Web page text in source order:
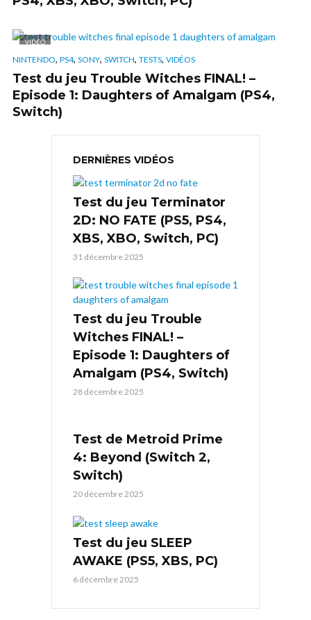
VIDÉO
NINTENDO, PS4, SONY, SWITCH, TESTS, VIDÉOS
Test du jeu Trouble Witches FINAL! –
Episode 1: Daughters of Amalgam (PS4,
Switch)
DERNIÈRES VIDÉOS
Test du jeu Terminator
2D: NO FATE (PS5, PS4,
XBS, XBO, Switch, PC)
31 décembre 2025
Test du jeu Trouble
Witches FINAL! –
Episode 1: Daughters of
Amalgam (PS4, Switch)
28 décembre 2025
Test de Metroid Prime
4: Beyond (Switch 2,
Switch)
20 décembre 2025
Test du jeu SLEEP
AWAKE (PS5, XBS, PC)
6 décembre 2025